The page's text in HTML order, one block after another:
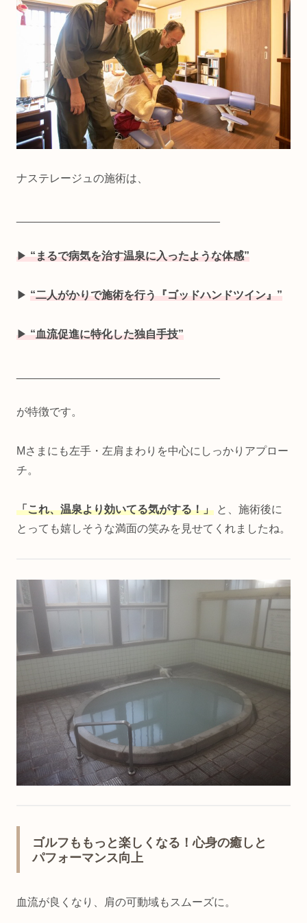
ナステレージュの施術は、
▶“まるで病気を治す温泉に入ったような体感”
▶ “二人がかりで施術を行う『ゴッドハンドツイン』”
▶“血流促進に特化した独自手技”
が特徴です。
Mさまにも左手・左肩まわりを中心にしっかりアプロー
チ。
「これ、温泉より効いてる気がする！」 と、施術後に
とっても嬉しそうな満面の笑みを見せてくれましたね。
ゴルフももっと楽しくなる！心身の癒しと
パフォーマンス向上
血流が良くなり、肩の可動域もスムーズに。